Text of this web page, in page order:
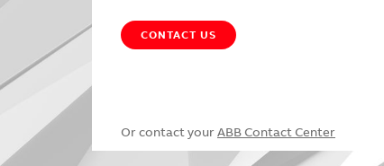
CONTACT US
Or contact your ABB Contact Center